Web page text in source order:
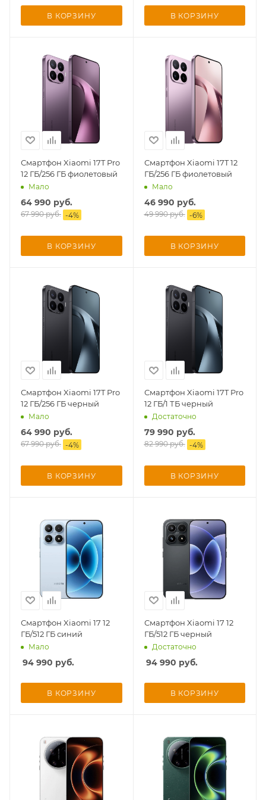
В КОРЗИНУ В КОРЗИНУ
Смартфон Xiaomi 17T Pro
12 ГБ/256 ГБ фиолетовый
Мало
64 990 руб.
67 990руб. -4%
В КОРЗИНУ
Смартфон Xiaomi 17T 12
ГБ/256 ГБ фиолетовый
Мало
46 990 руб.
49 990руб. -6%
В КОРЗИНУ
Смартфон Xiaomi 17T Pro
12 ГБ/256 ГБ черный
Мало
64 990 руб.
67 990руб. -4%
В КОРЗИНУ
Смартфон Xiaomi 17T Pro
12 ГБ/1 ТБ черный
Достаточно
79 990 руб.
82 990руб. -4%
В КОРЗИНУ
Смартфон Xiaomi 17 12
ГБ/512 ГБ синий
Мало
94 990 руб.
В КОРЗИНУ
Смартфон Xiaomi 17 12
ГБ/512 ГБ черный
Достаточно
94 990 руб.
В КОРЗИНУ
раз в 2 недели